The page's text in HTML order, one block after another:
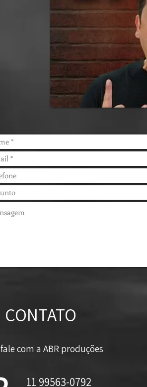
CONTATO
fale com a ABR produções
11 99563-0792